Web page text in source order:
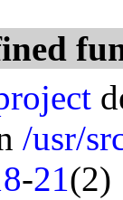
/usr/
-21(2)